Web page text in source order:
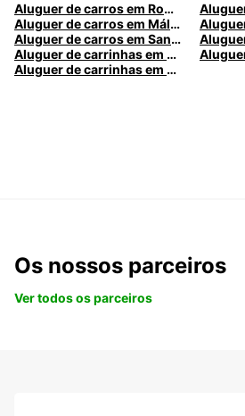
Aluguer de carros em Roma
Aluguer de carros em Málaga
Aluguer de carros em Santa Maria da Feira
Aluguer de carrinhas em Nice
Aluguer de carrinhas em Caldas da Rainha
Os nossos parceiros
Ver todos os parceiros